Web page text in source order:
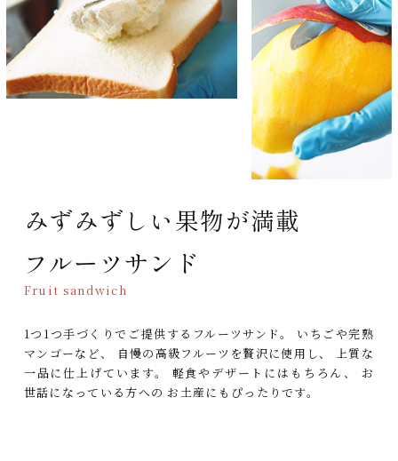
みずみずしい果物が満載
フルーツサンド
Fruit sandwich
1つ1つ手づくりでご提供するフルーツサンド。
いちごや完熟
マンゴーなど、
自慢の高級フルーツを贅沢に使用し、
上質な
一品に仕上げています。
軽食やデザートにはもちろん、
お
世話になっている方への お土産にもぴったりです。